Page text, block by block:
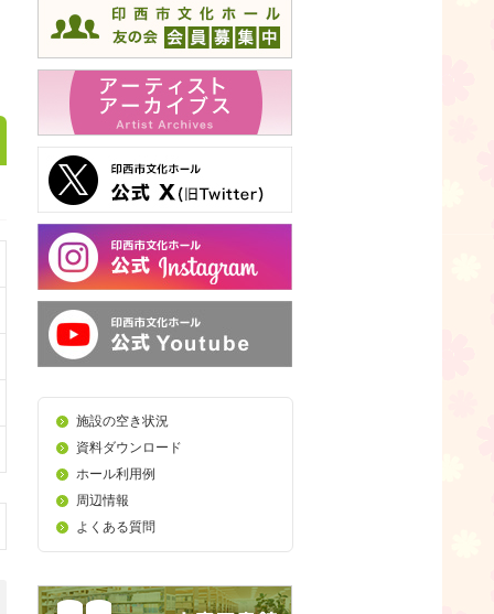
施設の空き状況
資料ダウンロード
ホール利用例
周辺情報
よくある質問